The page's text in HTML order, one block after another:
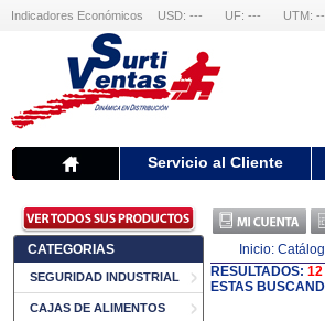
Indicadores Económicos USD: --- UF: --- UTM:
Servicio al Cliente
CATEGORIAS
SEGURIDAD INDUSTRIAL
CAJAS DE ALIMENTOS
Inicio:
RESULTADOS: 12
ESTAS